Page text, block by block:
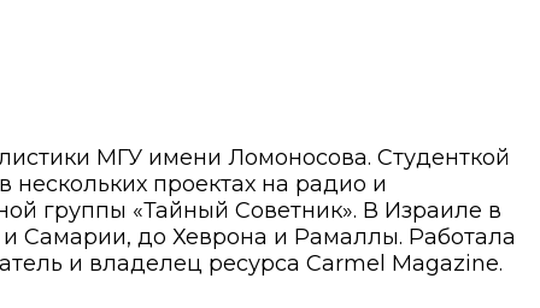
МГУ имени Ломоносова. Студенткой
нескольких проектах на радио и
группы «Тайный Советник». В Израиле в
и Самарии, до Хеврона и Рамаллы. Работала
и владелец ресурса Carmel Magazine.